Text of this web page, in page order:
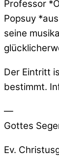
Professor
Popsuy
seine
Der Eintritt
bestimmt.
—
Gottes
Ev.